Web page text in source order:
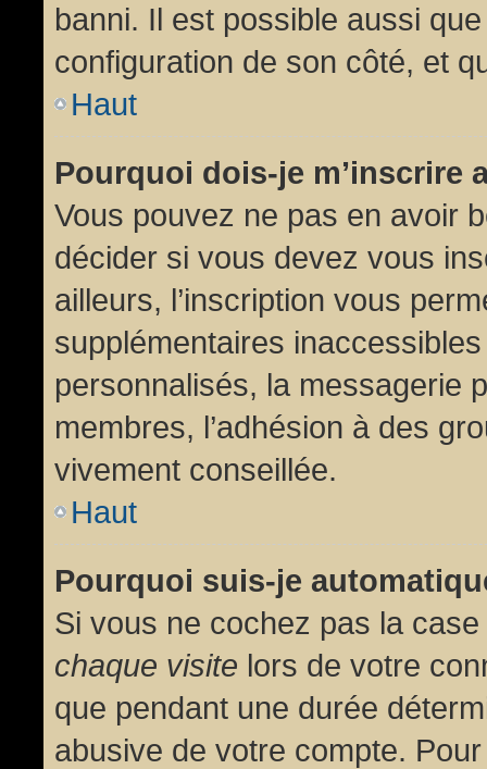
banni. Il est possible aussi
configuration de son côté, et
Haut
Pourquoi dois-je m’inscrire
Vous pouvez ne pas en avoir
décider si vous devez vous
ailleurs, l’inscription vous
supplémentaires
personnalisés, la messagerie
membres, l’adhésion à des
vivement conseillée.
Haut
Pourquoi suis-je
Si vous ne cochez pas la case
chaque visite lors de votre
que pendant une durée
abusive de votre compte.